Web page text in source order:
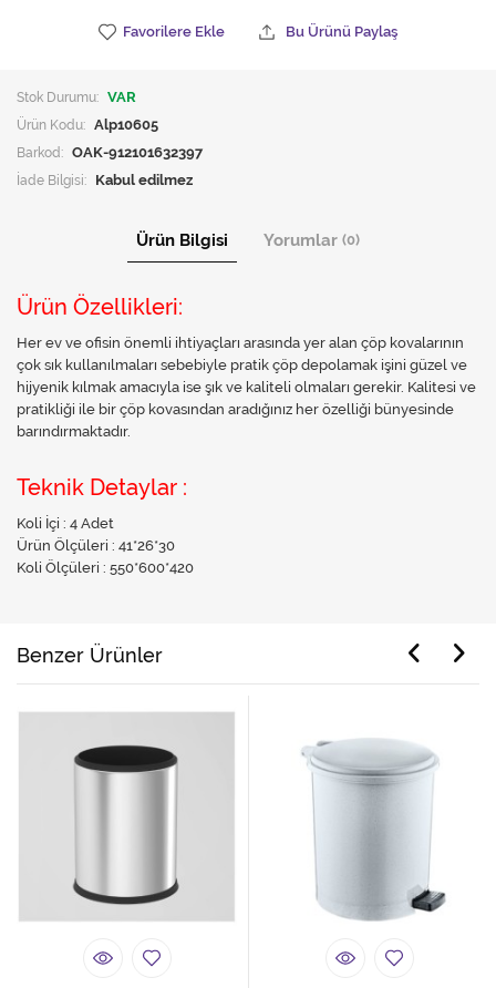
Zemin Yıkama Pedleri
Favorilere Ekle Bu Ürünü Paylaş
Stok Durumu: VAR
Ürün Kodu: Alp10605
Barkod: OAK-912101632397
İade Bilgisi:
Ürün Bilgisi Yorumlar (0)
Ürün Özellikleri:
Her ev ve ofisin önemli ihtiyaçları arasında yer alan çöp kovalarının
çok sık kullanılmaları sebebiyle pratik çöp depolamak işini güzel ve
hijyenik kılmak amacıyla ise şık ve kaliteli olmaları gerekir. Kalitesi ve
pratikliği ile bir çöp kovasından aradığınız her özelliği bünyesinde
barındırmaktadır.
Teknik Detaylar :
Koli İçi : 4 Adet
Ürün Ölçüleri : 41*26*30
Koli Ölçüleri : 550*600*420
Benzer Ürünler